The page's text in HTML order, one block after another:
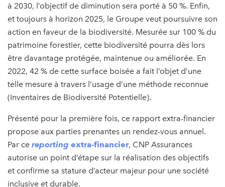
à 2030, l’objectif de diminution sera porté à 50 %. Enfin,
et toujours à horizon 2025, le Groupe veut poursuivre son
action en faveur de la biodiversité. Mesurée sur 100 % du
patrimoine forestier, cette biodiversité pourra dès lors
être davantage protégée, maintenue ou améliorée. En
2022, 42 % de cette surface boisée a fait l’objet d’une
telle mesure à travers l’usage d’une méthode reconnue
(Inventaires de Biodiversité Potentielle).
Présenté pour la première fois, ce rapport extra-financier
propose aux parties prenantes un rendez-vous annuel.
Par ce reporting extra-financier, CNP Assurances
autorise un point d’étape sur la réalisation des objectifs
et confirme sa stature d’acteur majeur pour une société
inclusive et durable.